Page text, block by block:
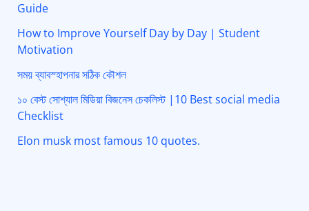
Guide
How to Improve Yourself Day by Day | Student
Motivation
সময় ব্যাবস্হাপনার সঠিক কৌশল
১০ বেস্ট সোশ্যাল মিডিয়া বিজনেস চেকলিস্ট |10 Best social media
Checklist
Elon musk most famous 10 quotes.